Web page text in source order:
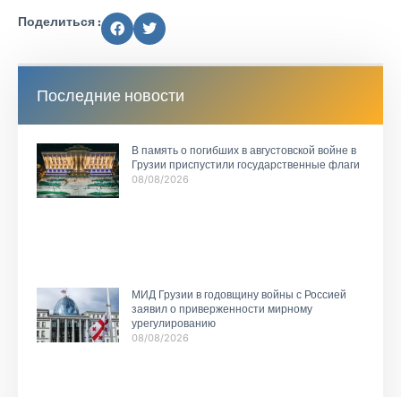
Поделиться :
Последние новости
В память о погибших в августовской войне в
Грузии приспустили государственные флаги
08/08/2026
МИД Грузии в годовщину войны с Россией
заявил о приверженности мирному
урегулированию
08/08/2026